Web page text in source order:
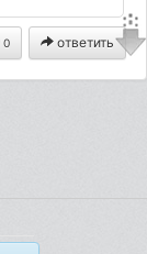
0 ответить